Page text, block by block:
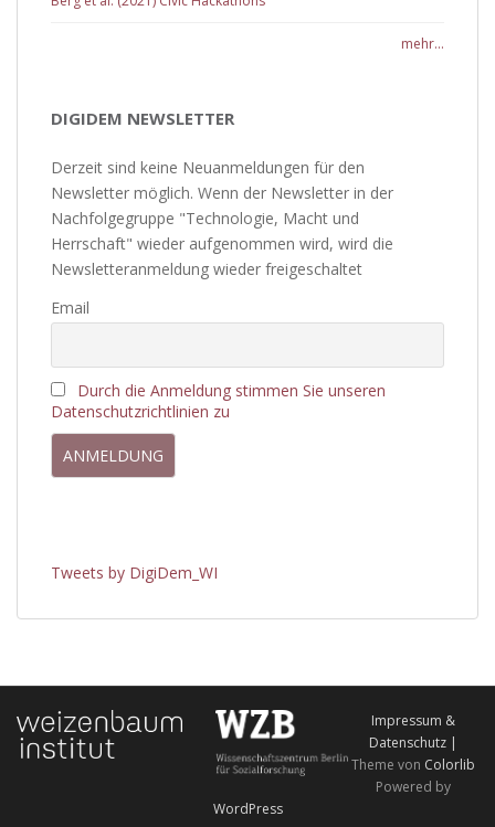
mehr...
DIGIDEM NEWSLETTER
Derzeit sind keine Neuanmeldungen für den
Newsletter möglich. Wenn der Newsletter in der
Nachfolgegruppe "Technologie, Macht und
Herrschaft" wieder aufgenommen wird, wird die
Newsletteranmeldung wieder freigeschaltet
Email
Durch die Anmeldung stimmen Sie unseren
Datenschutzrichtlinien zu
Tweets by DigiDem_WI
Impressum &
Datenschutz |
Theme von Colorlib
Powered by
WordPress